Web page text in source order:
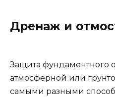
Дренаж и
Защита фундаментного
атмосферной или
самыми разными